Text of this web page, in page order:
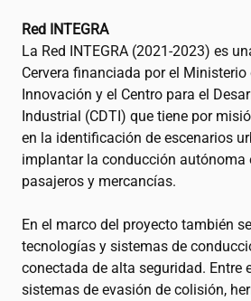
Red INTEGRA
La Red INTEGRA (2021-2023) es
Cervera financiada por el Ministerio
Innovación y el Centro para el
Industrial (CDTI) que tiene por
en la identificación de escenarios
implantar la conducción autónoma
pasajeros y mercancías.
En el marco del proyecto también
tecnologías y sistemas de
conectada de alta seguridad. Entre
sistemas de evasión de colisión,